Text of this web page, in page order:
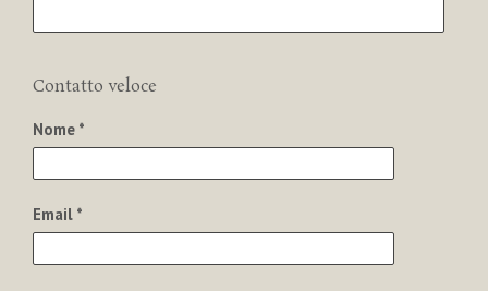
Contatto veloce
Nome *
Email *